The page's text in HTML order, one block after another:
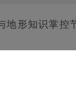
形知识掌控